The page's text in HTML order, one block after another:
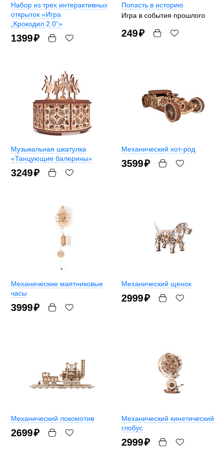
Набор из трех интерактивных
открыток «Игра
„Крокодил 2.0“»
1399₽
Попасть в историю
Игра в события прошлого
249₽
Музыкальная шкатулка
«Танцующие балерины»
3249₽
Механический хот-род
3599₽
Механические маятниковые
часы
3999₽
Механический щенок
2999₽
Механический локомотив
2699₽
Механический кинетический
глобус
2999₽